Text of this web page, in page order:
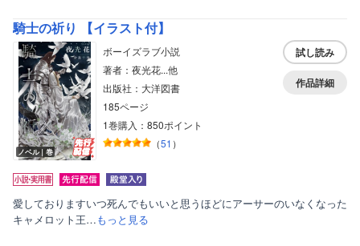
騎士の祈り 【イラスト付】
ノベル｜巻
ボーイズラブ小説
著者：夜光花...他
出版社：大洋図書
185ページ
1巻購入：850ポイント
（51 ）
試し読み
作品詳細
愛しておりますいつ死んでもいいと思うほどにアーサーのいなくなった
キャメロット王…もっと見る